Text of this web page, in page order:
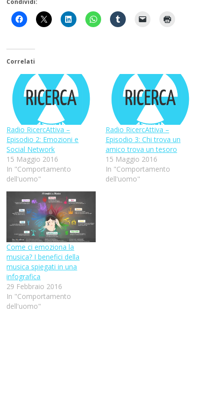
Correlati
Radio RicercAttiva –
Episodio 2: Emozioni e
Social Network
15 Maggio 2016
In "Comportamento
dell'uomo"
Radio RicercAttiva –
Episodio 3: Chi trova un
amico trova un tesoro
15 Maggio 2016
In "Comportamento
dell'uomo"
Come ci emoziona la
musica? I benefici della
musica spiegati in una
infografica
29 Febbraio 2016
In "Comportamento
dell'uomo"